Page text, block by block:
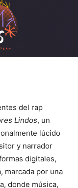
del rap
Lindos, un
lúcido
y narrador
digitales,
marcada por una
donde música,